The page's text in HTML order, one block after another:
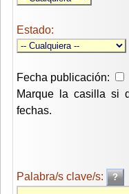
Estado:
Fecha publicación:
Marque la casilla si
fechas.
Palabra/s clave/s: